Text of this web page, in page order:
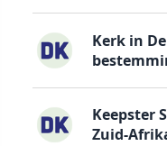
Kerk in
Keepster
Zuid-